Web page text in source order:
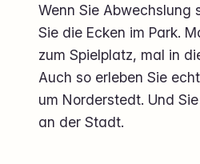
Wenn Sie Abwechslung
Sie die Ecken im Park.
zum Spielplatz, mal in
Auch so erleben Sie
um Norderstedt. Und
an der Stadt.